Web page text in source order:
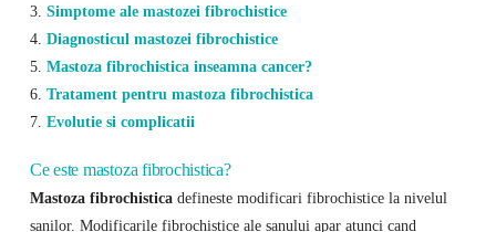
3. Simptome ale mastozei fibrochistice
4. Diagnosticul mastozei fibrochistice
5. Mastoza fibrochistica inseamna cancer?
6. Tratament pentru mastoza fibrochistica
7. Evolutie si complicatii
Ce este mastoza fibrochistica?
Mastoza fibrochisticadefineste modificari fibrochistice la nivelul
sanilor. Modificarile fibrochistice ale sanului apar atunci cand